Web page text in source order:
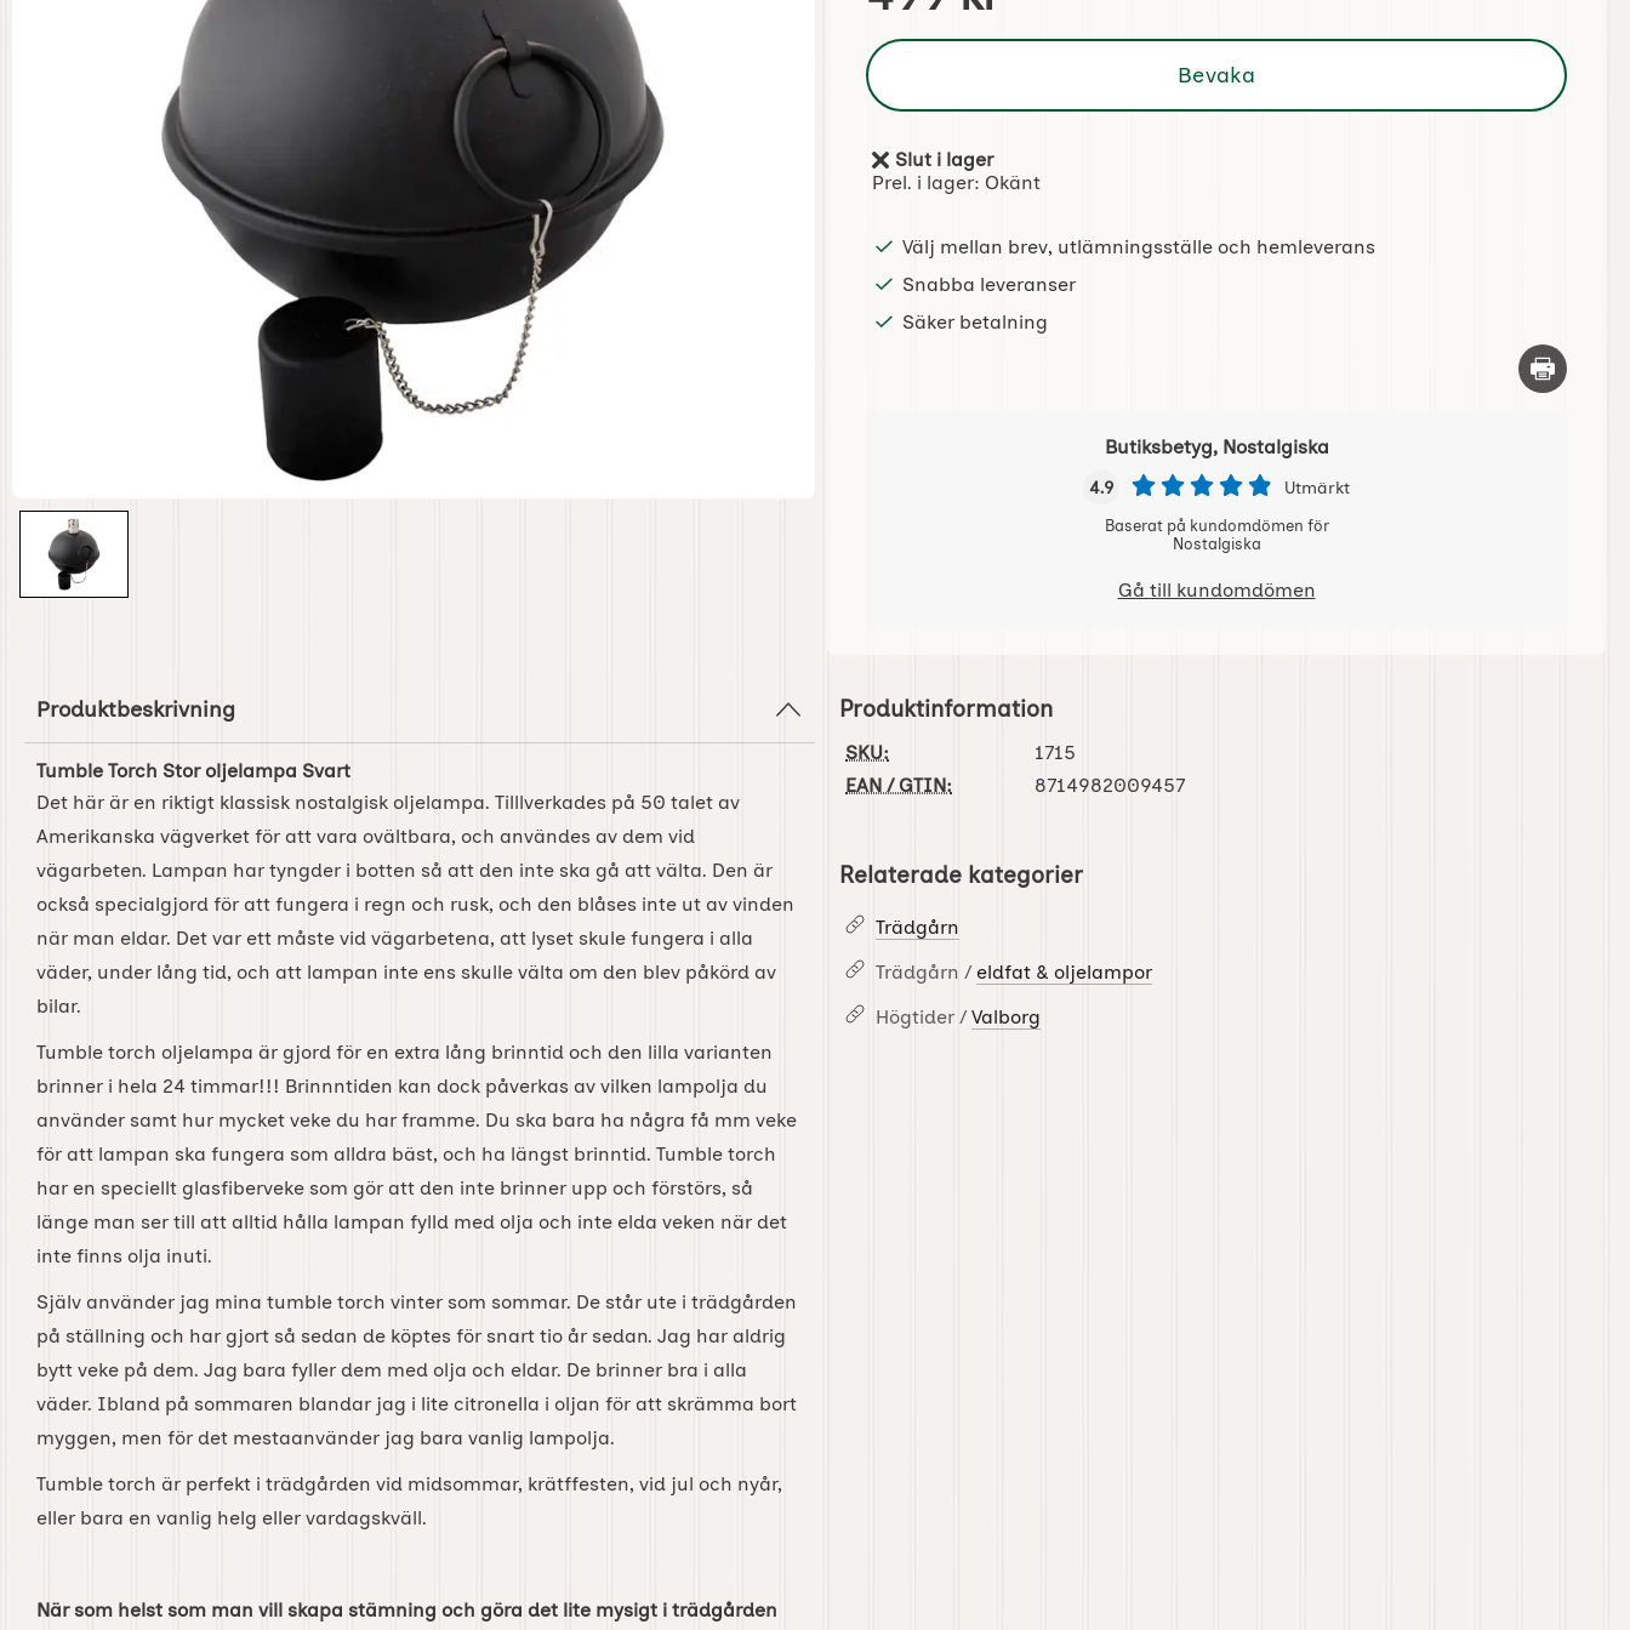
Bevaka
Tillgänglighet:
Slut i lager
Prel. i lager: Okänt
Välj mellan brev, utlämningsställe och hemleverans
Snabba leveranser
Säker betalning
Skriv ut
Butiksbetyg, Nostalgiska
4.9 Utmärkt
Baserat på kundomdömen för
Nostalgiska
Gå till kundomdömen
Produktbeskrivning
Tumble Torch Stor oljelampa Svart
Det här är en riktigt klassisk nostalgisk oljelampa. Tilllverkades på 50 talet av
Amerikanska vägverket för att vara ovältbara, och användes av dem vid
vägarbeten. Lampan har tyngder i botten så att den inte ska gå att välta. Den är
också specialgjord för att fungera i regn och rusk, och den blåses inte ut av vinden
när man eldar. Det var ett måste vid vägarbetena, att lyset skule fungera i alla
väder, under lång tid, och att lampan inte ens skulle välta om den blev påkörd av
bilar.
Tumble torch oljelampa är gjord för en extra lång brinntid och den lilla varianten
brinner i hela 24 timmar!!! Brinnntiden kan dock påverkas av vilken lampolja du
använder samt hur mycket veke du har framme. Du ska bara ha några få mm veke
för att lampan ska fungera som alldra bäst, och ha längst brinntid. Tumble torch
har en speciellt glasfiberveke som gör att den inte brinner upp och förstörs, så
länge man ser till att alltid hålla lampan fylld med olja och inte elda veken när det
inte finns olja inuti.
Själv använder jag mina tumble torch vinter som sommar. De står ute i trädgården
på ställning och har gjort så sedan de köptes för snart tio år sedan. Jag har aldrig
bytt veke på dem. Jag bara fyller dem med olja och eldar. De brinner bra i alla
väder. Ibland på sommaren blandar jag i lite citronella i oljan för att skrämma bort
myggen, men för det mestaanvänder jag bara vanlig lampolja.
Tumble torch är perfekt i trädgården vid midsommar, krätffesten, vid jul och nyår,
eller bara en vanlig helg eller vardagskväll.
När som helst som man vill skapa stämning och göra det lite mysigt i trädgården
Produktinformation
SKU:
1715
EAN / GTIN:
8714982009457
Relaterade kategorier
Trädgårn
Trädgårn / eldfat & oljelampor
Högtider / Valborg